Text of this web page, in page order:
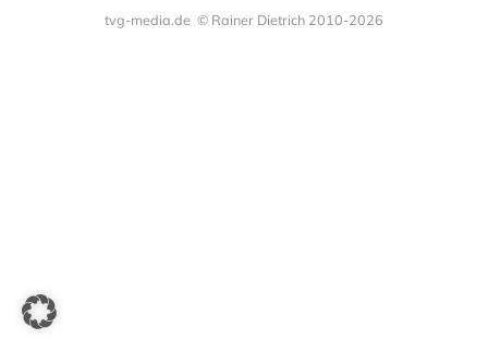
tvg-media.de © Rainer Dietrich 2010-2026